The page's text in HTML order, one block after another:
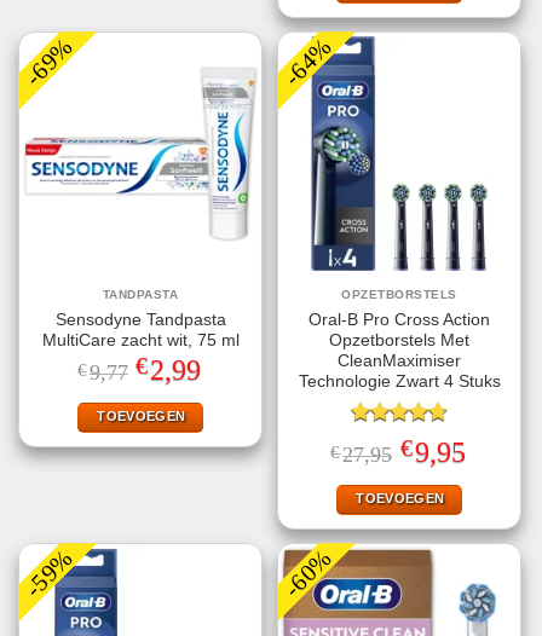
-69%
TANDPASTA
Sensodyne Tandpasta
MultiCare zacht wit, 75 ml
€9,77 Oorspronkelijke
prijs
was:
€9,77.
€2,99
is:
€2,99.
TOEVOEGEN
-64%
OPZETBORSTELS
Oral-B Pro Cross Action
Opzetborstels Met
CleanMaximiser
Technologie Zwart 4 Stuks
Gewaardeerd
4.75uit 5
€27,95 Oorspronkelijke
prijs
was:
€27,95.
€9,95prijs
TOEVOEGEN
-59% -60%